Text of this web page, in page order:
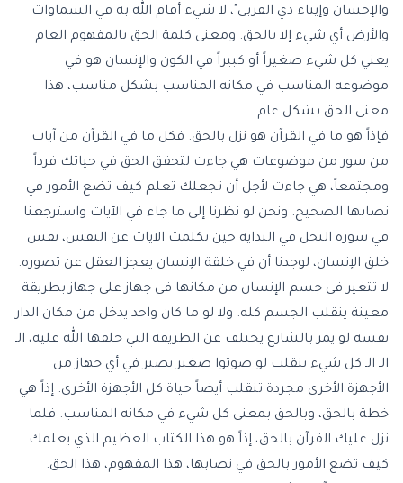
والإحسان وإيتاء ذي القربى "، لا شيء أقام الله به في السماوات
والأرض أي شيء إلا بالحق. ومعنى كلمة الحق بالمفهوم العام
يعني كل شيء صغيراً أو كبيراً في الكون والإنسان هو في
موضوعه المناسب في مكانه المناسب بشكل مناسب، هذا
معنى الحق بشكل عام.
فإذاً هو ما في القرآن هو نزل بالحق. فكل ما في القرآن من آيات
من سور من موضوعات هي جاءت لتحقق الحق في حياتك فرداً
ومجتمعاً، هي جاءت لأجل أن تجعلك تعلم كيف تضع الأمور في
نصابها الصحيح. ونحن لو نظرنا إلى ما جاء في الآيات واسترجعنا
في سورة النحل في البداية حين تكلمت الآيات عن النفس، نفس
خلق الإنسان، لوجدنا أن في خلقة الإنسان يعجز العقل عن تصوره.
لا تتغير في جسم الإنسان من مكانها في جهاز على جهاز بطريقة
معينة ينقلب الجسم كله. ولا لو ما كان واحد يدخل من مكان الدار
نفسه لو يمر بالشارع يختلف عن الطريقة التي خلقها الله عليه، الـ
الـ الـ كل شيء ينقلب لو صوتوا صغير يصير في أي جهاز من
الأجهزة الأخرى مجردة تنقلب أيضاً حياة كل الأجهزة الأخرى. إذاً هي
خطة بالحق، وبالحق بمعنى كل شيء في مكانه المناسب. فلما
نزل عليك القرآن بالحق، إذاً هو هذا الكتاب العظيم الذي يعلمك
كيف تضع الأمور بالحق في نصابها، هذا المفهوم، هذا الحق.